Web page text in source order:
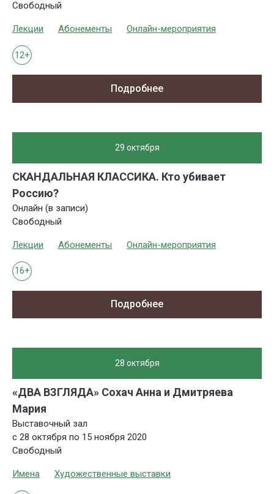
Свободный
Лекции Абонементы Онлайн-мероприятия
12+
Подробнее
29 октября
СКАНДАЛЬНАЯ КЛАССИКА. Кто убивает
Россию?
Онлайн (в записи)
Свободный
Лекции Абонементы Онлайн-мероприятия
16+
Подробнее
28 октября
«ДВА ВЗГЛЯДА» Сохач Анна и Дмитряева
Мария
Выставочный зал
с 28 октября по 15 ноября 2020
Свободный
Имена Художественные выставки